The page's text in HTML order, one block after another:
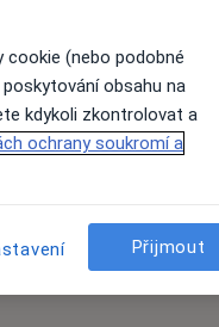
(nebo podobné
obsahu na
kdykoli zkontrolovat a
ochrany soukromí a
Přijmout